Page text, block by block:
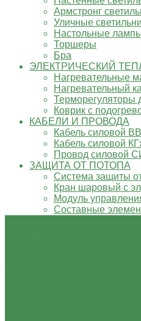
Армстронг
Уличные
Настольные
Торшеры
Бра
ЭЛЕКТРИЧЕСКИЙ
Нагревательные
Нагревательный
Терморегуляторы
Коврик с
КАБЕЛИ И ПРОВОДА
Кабель силовой
Кабель силовой
Провод силовой
ЗАЩИТА ОТ ПОТОПА
Система защиты
Кран шаровый с
Модуль
Составные